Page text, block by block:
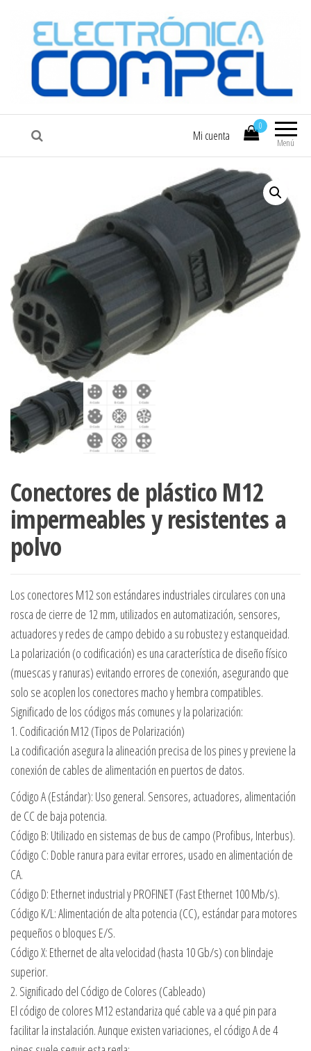
COMPEL Electrónica COMPEL
Menú
0
Mi cuenta
Conectores de plástico M12
impermeables y resistentes a
polvo
Los conectores M12 son estándares industriales circulares con una
rosca de cierre de 12 mm, utilizados en automatización, sensores,
actuadores y redes de campo debido a su robustez y estanqueidad.
La polarización (o codificación) es una característica de diseño físico
(muescas y ranuras) evitando errores de conexión, asegurando que
solo se acoplen los conectores macho y hembra compatibles.
Significado de los códigos más comunes y la polarización:
1. Codificación M12 (Tipos de Polarización)
La codificación asegura la alineación precisa de los pines y previene la
conexión de cables de alimentación en puertos de datos.
Código A (Estándar): Uso general. Sensores, actuadores, alimentación
de CC de baja potencia.
Código B: Utilizado en sistemas de bus de campo (Profibus, Interbus).
Código C: Doble ranura para evitar errores, usado en alimentación de
CA.
Código D: Ethernet industrial y PROFINET (Fast Ethernet 100 Mb/s).
Código K/L: Alimentación de alta potencia (CC), estándar para motores
pequeños o bloques E/S.
Código X: Ethernet de alta velocidad (hasta 10 Gb/s) con blindaje
superior.
2. Significado del Código de Colores (Cableado)
El código de colores M12 estandariza qué cable va a qué pin para
facilitar la instalación. Aunque existen variaciones, el código A de 4